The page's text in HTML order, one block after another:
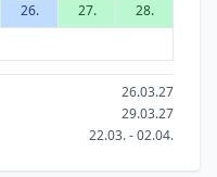
26. 27.
28.
26.03.27
29.03.27
22.03. - 02.04.